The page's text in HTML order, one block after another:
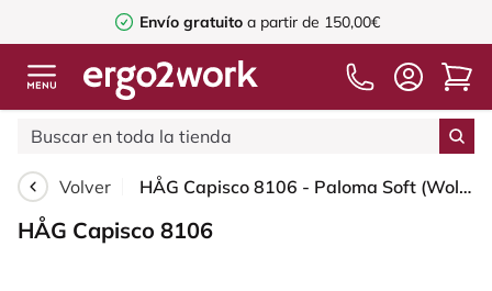
Envío gratuito a partir de 150,00€
Volver HÅG Capisco 8106 - Paloma Soft (Wollsdorf) - Cuero semi-anilina - PL05429 Cognac - Moss Grey - 265 mm (seat height 53-79cm) - Glides
HÅG Capisco 8106